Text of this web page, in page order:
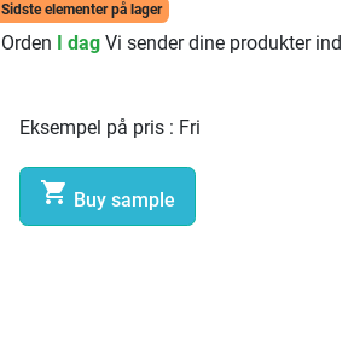
Sidste elementer på lager
Orden I dag Vi sender dine produkter ind
Eksempel på pris : Fri
 Buy sample